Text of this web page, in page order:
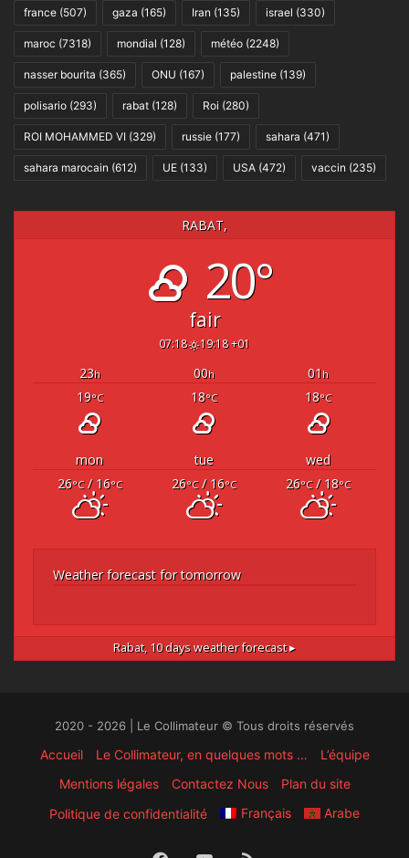
france (507) gaza (165) Iran (135) israel (330)
maroc (7318) mondial (128) météo (2248)
nasser bourita (365) ONU (167) palestine (139)
polisario (293) rabat (128) Roi (280)
ROI MOHAMMED VI (329) russie (177) sahara (471)
sahara marocain (612) UE (133) USA (472) vaccin (235)
RABAT,
20°
fair
07:18 19:18 +01
23h 00h 01 h
19°C 18°C 18°C
mon tue
wed
26°C/ 16°C 26°C/ 16°C 26°C/ 18°C
Weather forecast for tomorrow
Rabat,10 days weather forecast ▸
2020 - 2026 | Le Collimateur © Tous droits réservés
Accueil Le Collimateur, en quelques mots …
L’équipe
Mentions légales
Contactez Nous
Plan du site
Politique de confidentialité
Français Arabe